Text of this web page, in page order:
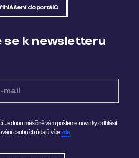
do portálů
se k newsletteru
Jednou měsíčně vám pošleme novinky, odhlásit
osobních údajů více zde.